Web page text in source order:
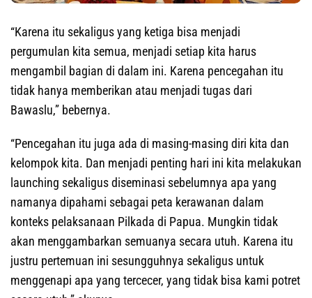
“Karena itu sekaligus yang ketiga bisa menjadi
pergumulan kita semua, menjadi setiap kita harus
mengambil bagian di dalam ini. Karena pencegahan itu
tidak hanya memberikan atau menjadi tugas dari
Bawaslu,” bebernya.
“Pencegahan itu juga ada di masing-masing diri kita dan
kelompok kita. Dan menjadi penting hari ini kita melakukan
launching sekaligus diseminasi sebelumnya apa yang
namanya dipahami sebagai peta kerawanan dalam
konteks pelaksanaan Pilkada di Papua. Mungkin tidak
akan menggambarkan semuanya secara utuh. Karena itu
justru pertemuan ini sesungguhnya sekaligus untuk
menggenapi apa yang tercecer, yang tidak bisa kami potret